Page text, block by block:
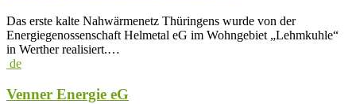
Das erste kalte Nahwärmenetz Thüringens wurde von der
Energiegenossenschaft Helmetal eG im Wohngebiet „Lehmkuhle“
in Werther realisiert.…
de
Venner Energie eG